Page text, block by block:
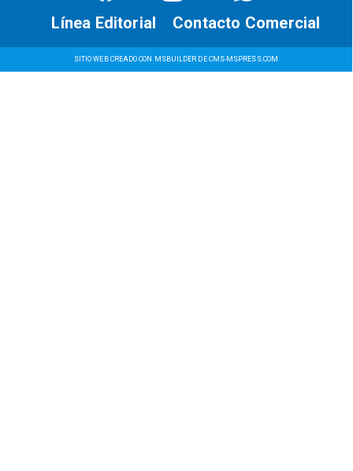
SITIO WEB CREADO CON MSBUILDER DE CMS-MSPRESS.COM
Contacto Comercial
Línea Editorial